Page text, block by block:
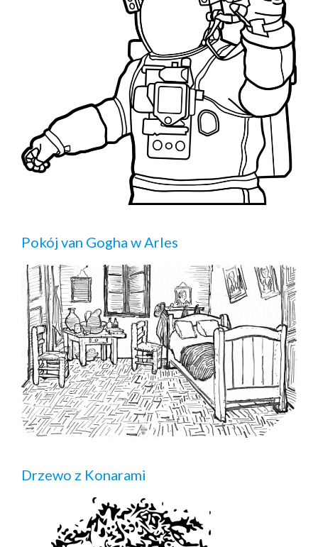
Pokój van Gogha w Arles
Drzewo z Konarami